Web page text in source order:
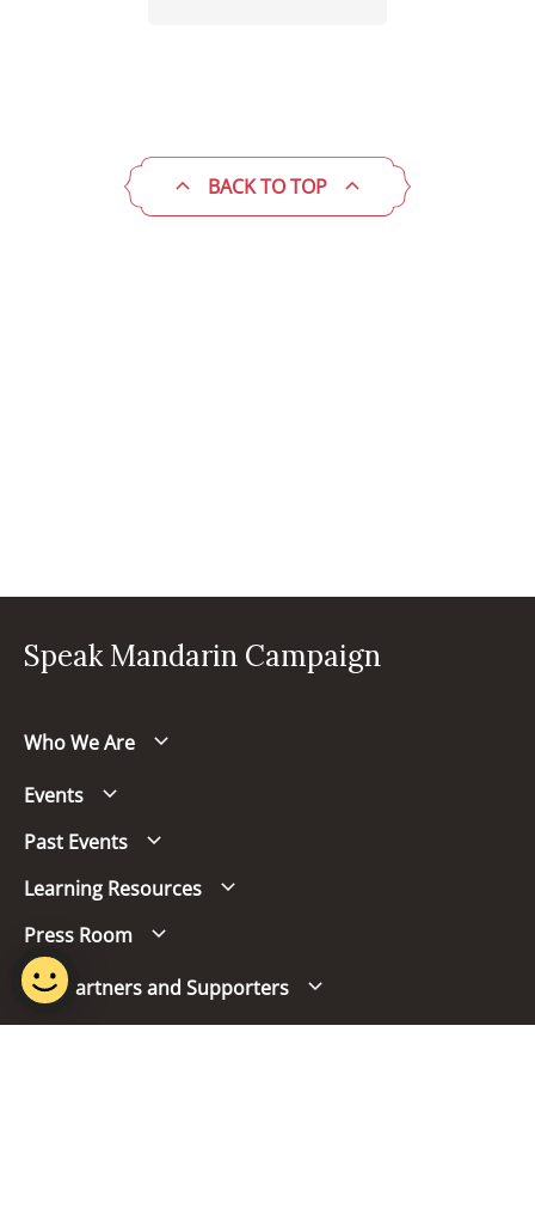
BACK TO TOP
Speak Mandarin Campaign
Who We Are
Events
Past Events
Learning Resources
Press Room
Our Partners and Supporters